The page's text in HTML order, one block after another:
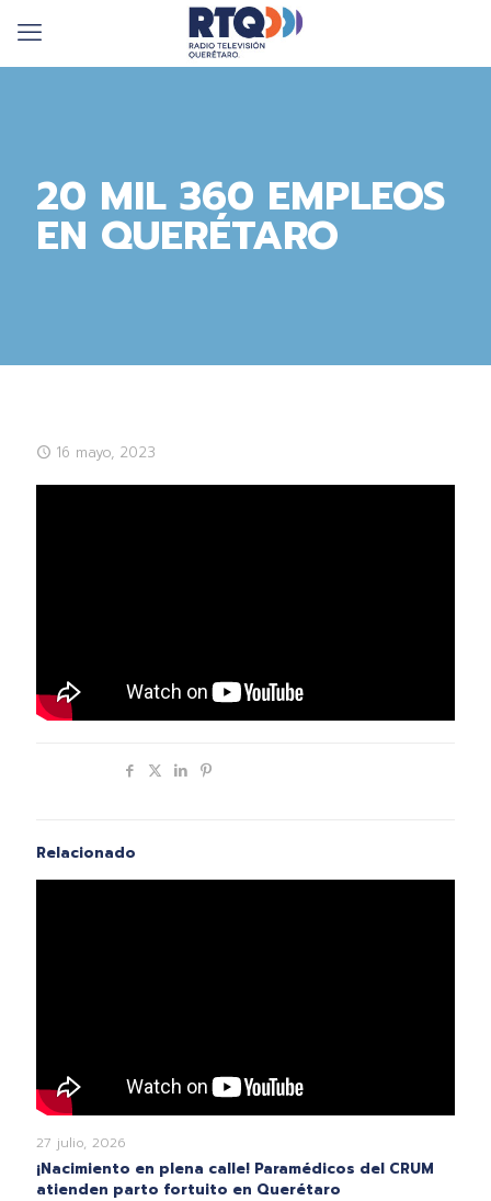
20 MIL 360 EMPLEOS
EN QUERÉTARO
16 mayo, 2023
Relacionado
27 julio, 2026
¡Nacimiento en plena calle! Paramédicos del CRUM
atienden parto fortuito en Querétaro